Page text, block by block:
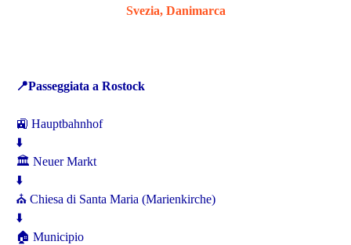
Svezia, Danimarca
📍Passeggiata a Rostock
🚉 Hauptbahnhof
⬇️
🏛️ Neuer Markt
⬇️
⛪ Chiesa di Santa Maria (Marienkirche)
⬇️
🏠 Municipio